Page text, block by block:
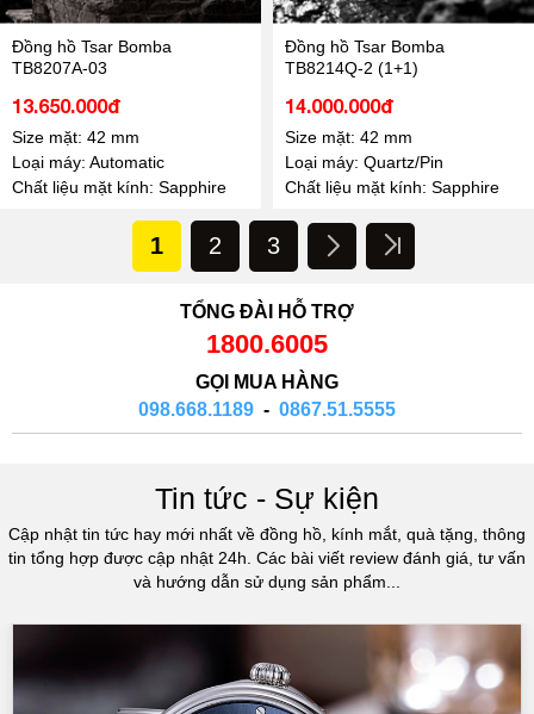
Đồng hồ Tsar Bomba
TB8207A-03
13.650.000đ
Size mặt: 42 mm
Loại máy: Automatic
Chất liệu mặt kính: Sapphire
Đồng hồ Tsar Bomba
TB8214Q-2 (1+1)
14.000.000đ
Size mặt: 42 mm
Loại máy: Quartz/Pin
Chất liệu mặt kính: Sapphire
1 2 3
TỔNG ĐÀI HỖ TRỢ
1800.6005
GỌI MUA HÀNG
098.668.1189 - 0867.51.5555
Tin tức - Sự kiện
Cập nhật tin tức hay mới nhất về đồng hồ, kính mắt, quà tặng, thông
tin tổng hợp được cập nhật 24h. Các bài viết review đánh giá, tư vấn
và hướng dẫn sử dụng sản phẩm...